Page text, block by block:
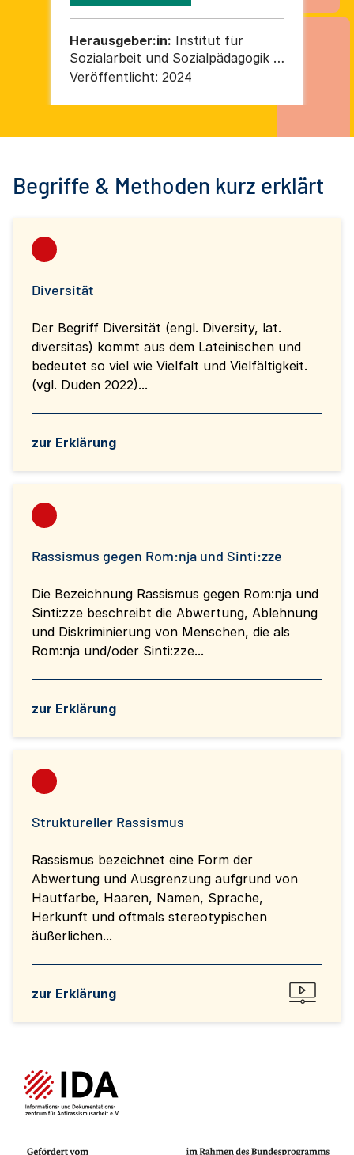
leben!". Berichtszeitraum 01.05.2022
bis 31.12.2024
Herausgeber:in: Institut für
Sozialarbeit und Sozialpädagogik e.
V.
Veröffentlicht: 2024
Begriffe & Methoden kurz erklärt
Diversität
Der Begriff Diversität (engl. Diversity, lat.
diversitas) kommt aus dem Lateinischen und
bedeutet so viel wie Vielfalt und Vielfältigkeit.
(vgl. Duden 2022)...
zur Erklärung
Rassismus gegen Rom:nja und Sinti:zze
Die Bezeichnung Rassismus gegen Rom:nja und
Sinti:zze beschreibt die Abwertung, Ablehnung
und Diskriminierung von Menschen, die als
Rom:nja und/oder Sinti:zze...
zur Erklärung
Struktureller Rassismus
Rassismus bezeichnet eine Form der
Abwertung und Ausgrenzung aufgrund von
Hautfarbe, Haaren, Namen, Sprache,
Herkunft und oftmals stereotypischen
äußerlichen...
zur Erklärung